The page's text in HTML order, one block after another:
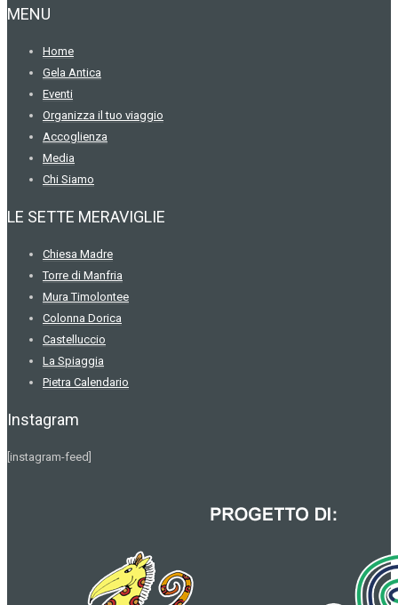
MENU
Home
Gela Antica
Eventi
Organizza il tuo viaggio
Accoglienza
Media
Chi Siamo
LE SETTE MERAVIGLIE
Chiesa Madre
Torre di Manfria
Mura Timolontee
Colonna Dorica
Castelluccio
La Spiaggia
Pietra Calendario
Instagram
[instagram-feed]